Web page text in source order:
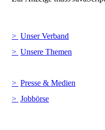
Unser Verband
Unsere Themen
Presse & Medien
Jobbörse